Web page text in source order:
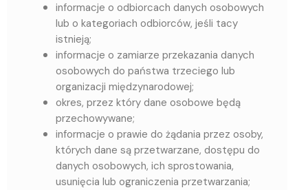
informacje o odbiorcach danych osobowych
lub o kategoriach odbiorców, jeśli tacy
istnieją;
informacje o zamiarze przekazania danych
osobowych do państwa trzeciego lub
organizacji międzynarodowej;
okres, przez który dane osobowe będą
przechowywane;
informacje o prawie do żądania przez osoby,
których dane są przetwarzane, dostępu do
danych osobowych, ich sprostowania,
usunięcia lub ograniczenia przetwarzania;